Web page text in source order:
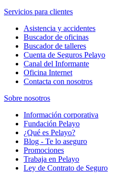
Servicios para clientes
Asistencia y accidentes
Buscador de oficinas
Buscador de talleres
Cuenta de Seguros Pelayo
Canal del Informante
Oficina Internet
Contacta con nosotros
Sobre nosotros
Información corporativa
Fundación Pelayo
¿Qué es Pelayo?
Blog - Te lo aseguro
Promociones
Trabaja en Pelayo
Ley de Contrato de Seguro